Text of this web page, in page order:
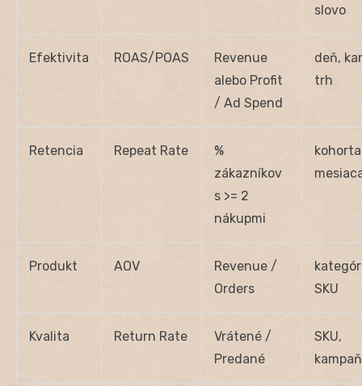
slovo
Efektivita ROAS/POAS
Revenue
alebo Profit
/ Ad Spend
deň,
trh
Retencia Repeat Rate
%
zákazníkov
s >= 2
nákupmi
kohorta
Produkt AOV
Revenue /
Orders
SKU
Kvalita Return Rate
Vrátené /
Predané
SKU,
kampaň